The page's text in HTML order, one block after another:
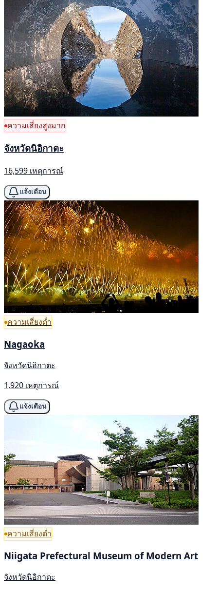
ความเสี่ยงสูงมาก
จังหวัดนิอิกาตะ
16,599 เหตุการณ์
แจ้งเตือน
ความเสี่ยงต่ำ
Nagaoka
จังหวัดนิอิกาตะ
1,920 เหตุการณ์
แจ้งเตือน
ความเสี่ยงต่ำ
Niigata Prefectural Museum of Modern Art
จังหวัดนิอิกาตะ